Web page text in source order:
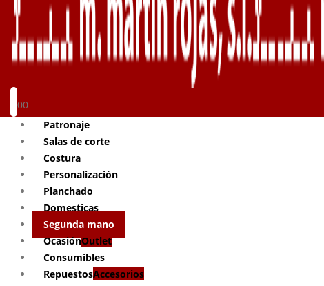
00
Patronaje
Salas de corte
Costura
Personalización
Planchado
Domesticas
Segunda mano
OcasiónOutlet
Consumibles
RepuestosAccesorios